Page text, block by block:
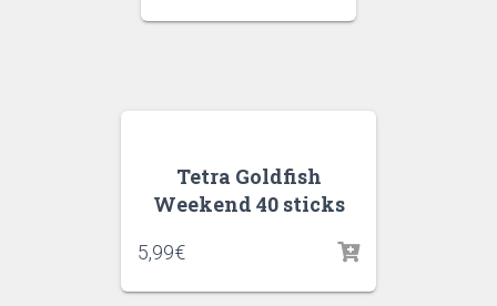
Tetra Goldfish
Weekend 40 sticks
5,99€